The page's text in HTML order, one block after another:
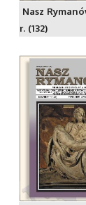
Nasz
r. (132)